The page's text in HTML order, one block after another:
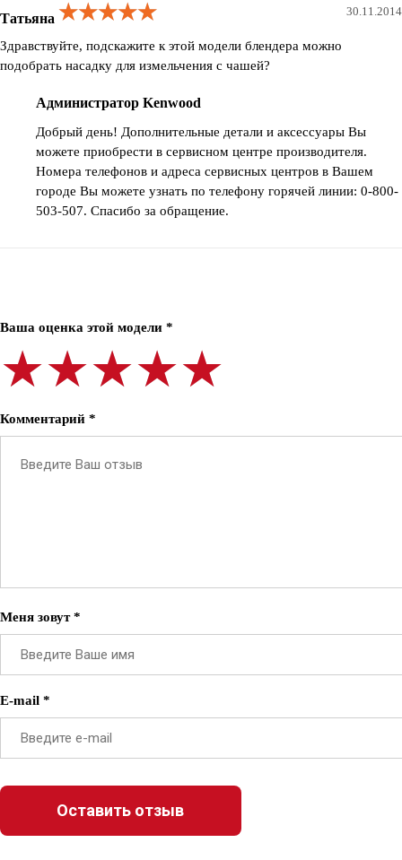
Татьяна ★★★★★
★★★★★
★★★★★ 30.11.2014
Здравствуйте, подскажите к этой модели блендера можно
подобрать насадку для измельчения с чашей?
Администратор Kenwood
Добрый день! Дополнительные детали и аксессуары Вы
можете приобрести в сервисном центре производителя.
Номера телефонов и адреса сервисных центров в Вашем
городе Вы можете узнать по телефону горячей линии: 0-800-
503-507. Спасибо за обращение.
Ваша оценка этой модели *
★★★★★
★★★★★
★★★★★
Комментарий *
Меня зовут *
E-mail *